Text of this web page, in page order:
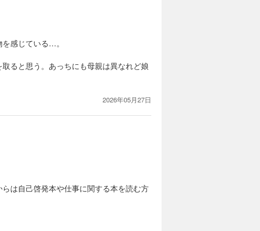
感じている…。
ると思う。あっちにも母親は異なれど娘
2026年05月27日
は自己啓発本や仕事に関する本を読む方